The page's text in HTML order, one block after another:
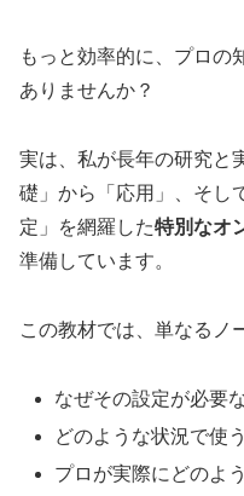
もっと効率的に、プロの
ありませんか？
実は、私が長年の研究と
礎」から「応用」、そし
定」を網羅した特別なオ
準備しています。
この教材では、単なるノ
なぜその設定が必要
どのような状況で使
プロが実際にどのよ